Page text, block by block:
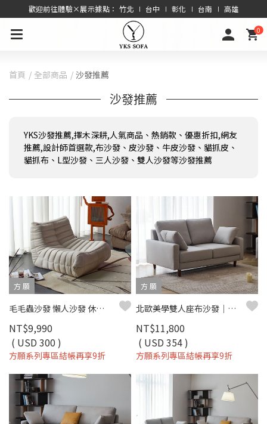
歡迎前往體驗×展示據點： 竹北 ∣ 台中 ∣ 彰化 ∣ 台南 ∣ 高雄
0
首頁 全部商品 沙發推薦
沙發推薦
YKS沙發推薦,擇木深耕,人氣商品、熱銷款、優惠折扣,網友
推薦,設計師首選款,布沙發、皮沙發、牛皮沙發、貓抓皮、
貓抓布、L型沙發、三人沙發、雙人沙發等沙發推薦
方 願
毛毛蟲沙發 懶人沙發 休閒椅(二色) - 方願系列
NT$9,990
( USD 300 )
方願系列專區結帳再享9折
方 願
北歐美學雙人座布沙發｜科技布 × 獨立筒彈簧 × 可拆洗布套 – 方願系列
NT$11,800
( USD 354 )
方願系列專區結帳再享9折